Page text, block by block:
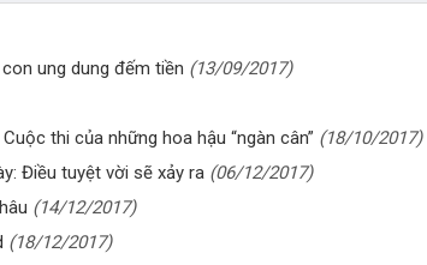
ung dung đếm tiền (13/09/2017)
thi của những hoa hậu “ngàn cân” (18/10/2017)
Điều tuyệt vời sẽ xảy ra (06/12/2017)
(14/12/2017)
(18/12/2017)